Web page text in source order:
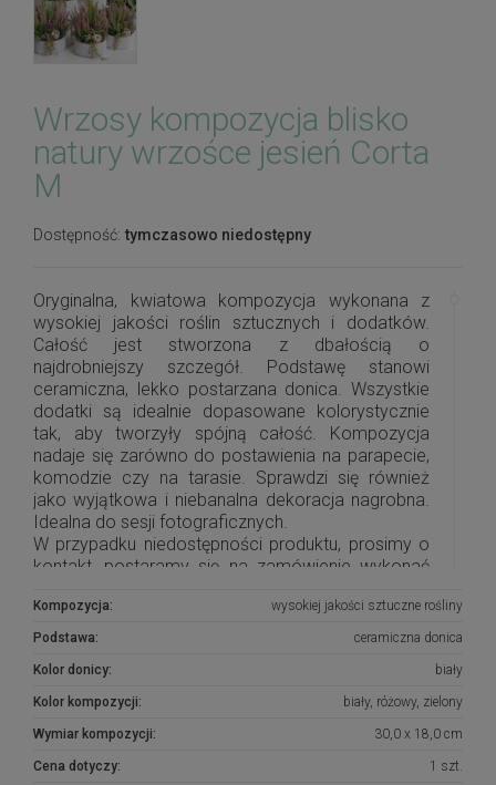
Wrzosy kompozycja blisko
natury wrzośce jesień Corta
M
Dostępność: tymczasowo niedostępny
Oryginalna, kwiatowa kompozycja wykonana z
wysokiej jakości roślin sztucznych i dodatków.
Całość jest stworzona z dbałością o
najdrobniejszy szczegół. Podstawę stanowi
ceramiczna, lekko postarzana donica. Wszystkie
dodatki są idealnie dopasowane kolorystycznie
tak, aby tworzyły spójną całość. Kompozycja
nadaje się zarówno do postawienia na parapecie,
komodzie czy na tarasie. Sprawdzi się również
jako wyjątkowa i niebanalna dekoracja nagrobna.
Idealna do sesji fotograficznych.
W przypadku niedostępności produktu, prosimy o
kontakt, postaramy się na zamówienie wykonać
Kompozycja: wysokiej jakości sztuczne rośliny
Podstawa: ceramiczna donica
Kolor donicy: biały
Kolor kompozycji: biały, różowy, zielony
Wymiar kompozycji: 30,0 x 18,0 cm
Cena dotyczy: 1 szt.